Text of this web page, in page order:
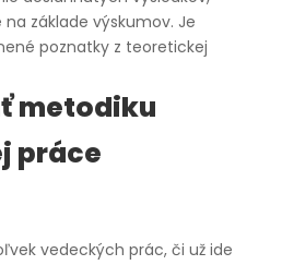
základe výskumov. Je
poznatky z teoretickej
metodiku
práce
vedeckých prác, či už ide